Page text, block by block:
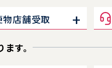
物店舗受取
す。